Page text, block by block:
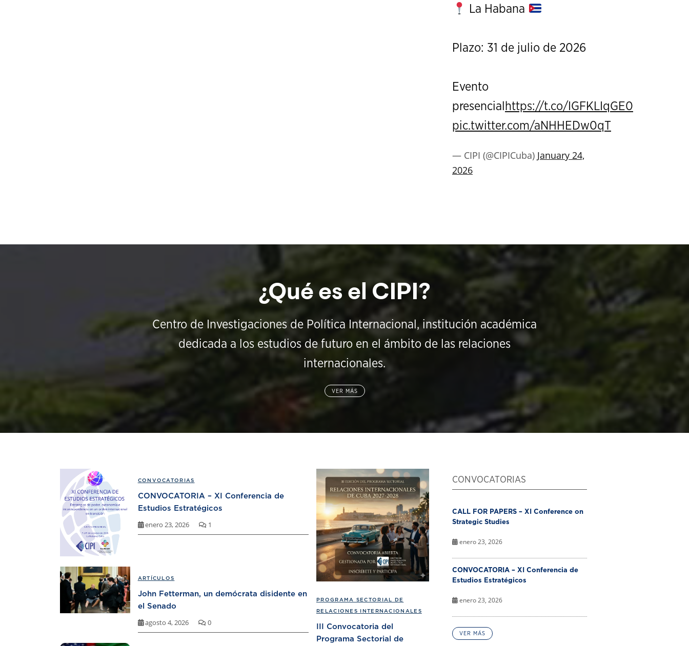
La Habana
Plazo: 31 de julio de 2026
Evento
presencial https://t.co/IGFKLIqGE0
pic.twitter.com/aNHHEDw0qT
— CIPI (@CIPICuba) January 24,
2026
¿Qué es el CIPI?
Centro de Investigaciones de Política Internacional, institución académica
dedicada a los estudios de futuro en el ámbito de las relaciones
internacionales.
VER MÁS
PROGRAMA SECTORIAL DE
RELACIONES INTERNACIONALES
III Convocatoria del
Programa Sectorial de
CONVOCATORIAS
CONVOCATORIA – XI Conferencia de
Estudios Estratégicos
enero 23, 2026 1
ARTÍCULOS
John Fetterman, un demócrata disidente en
el Senado
agosto 4, 2026 0
CONVOCATORIAS
CALL FOR PAPERS – XI Conference on
Strategic Studies
enero 23, 2026
CONVOCATORIA – XI Conferencia de
Estudios Estratégicos
enero 23, 2026
VER MÁS